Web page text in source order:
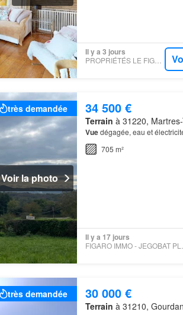
Il y a 3 jours
PROPRIÉTÉS LE FIGARO - SAFTI
très demandée
Voir la photo
34 500 €
Terrain à 31220,
Vuedégagée, eau et
705 m²
Il y a 17 jours
très demandée 30 000 €
Terrain à 31210,